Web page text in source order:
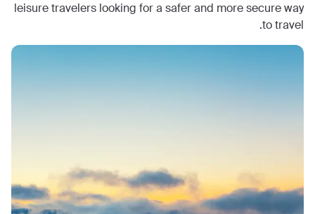
leisure travelers looking for a safer and more secure way
to travel.